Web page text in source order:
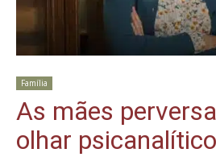
Família
As mães
olhar psicanalítico